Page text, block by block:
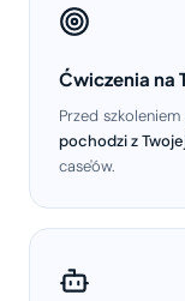
Ćwiczenia na
Przed
pochodzi z
case'ów.